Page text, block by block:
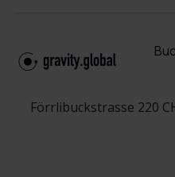
Förrlibuckstrasse 220